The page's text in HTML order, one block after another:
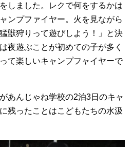
しました。レクで何をするかは
ンプファイヤー。火を見ながら
獣狩りって遊びしよう！」と決
夜遊ぶことが初めての子が多く
て楽しいキャンプフャイヤーで
あんじゃね学校の2泊3日のキャ
残ったことはこどもたちの水汲